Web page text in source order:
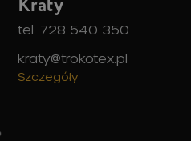
Kraty
tel. 728 540 350
kraty@trokotex.pl
Szczegóły